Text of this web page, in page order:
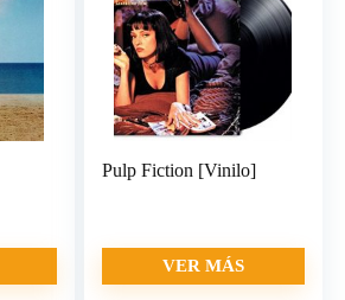
Pulp Fiction [Vinilo]
VER MÁS